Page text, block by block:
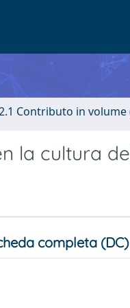
Contributo in volume
la cultura
completa (DC)